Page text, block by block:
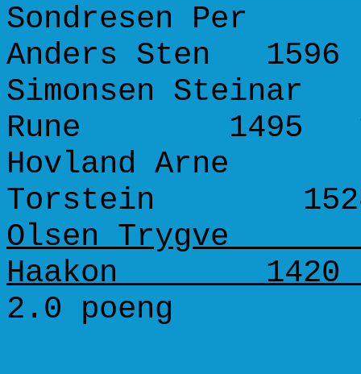
Sondresen Per
Anders Sten
Simonsen Steinar
Rune 1495
Hovland Arne
Torstein
Olsen Trygve
Haakon
2.0 poeng